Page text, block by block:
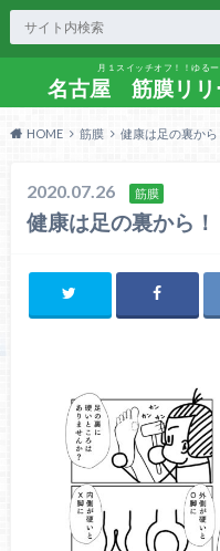
月１スイッチオフ！！ゆる
名古屋 筋膜リ
HOME 筋膜 健康は足の裏から
2020.07.26 筋膜
健康は足の裏から！